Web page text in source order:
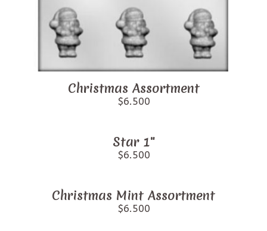
Christmas Assortment
$6.500
Star 1"
$6.500
Christmas Mint Assortment
$6.500